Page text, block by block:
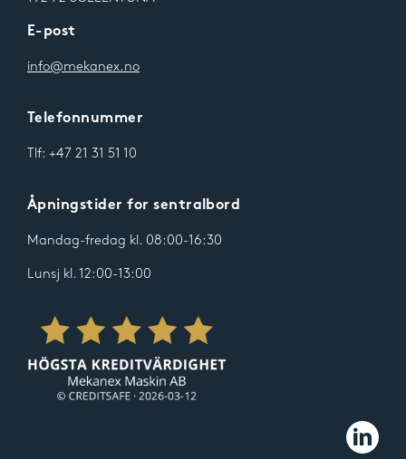
E-post
info@mekanex.no
Telefonnummer
Tlf: +47 21 31 51 10
Åpningstider for sentralbord
Mandag-fredag kl. 08:00-16:30
Lunsj kl. 12:00-13:00